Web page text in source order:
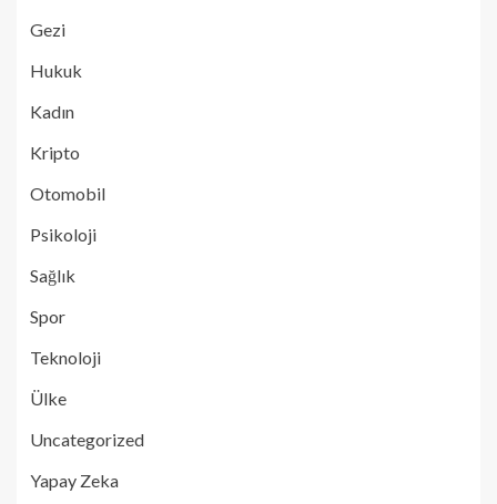
Gezi
Hukuk
Kadın
Kripto
Otomobil
Psikoloji
Sağlık
Spor
Teknoloji
Ülke
Uncategorized
Yapay Zeka